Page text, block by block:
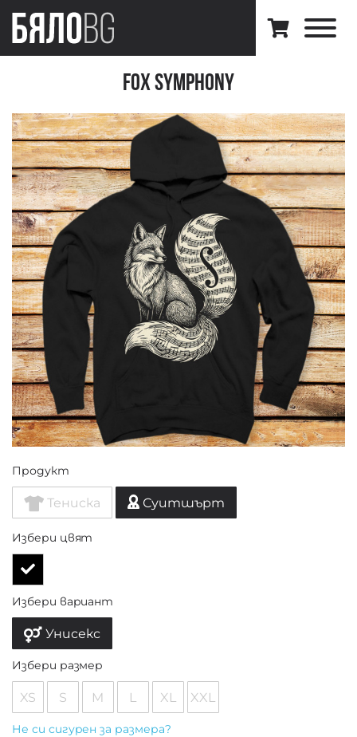
Fox Symphony
Продукт
Тениска Суитшърт
Избери цвят
Избери вариант
Унисекс
Избери размер
XS S M L XL XXL
Не си сигурен за размера?